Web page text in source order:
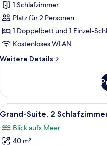
Suite,
Balkon,
Meerblick
anzeigen
1 Schlafzimmer
Platz für 2 Personen
1 Doppelbett und 1 Einzel-
Kostenloses WLAN
Weitere Details
Weitere
Suite,
Balkon,
Meerblick
Alle
Fotos
für
13
Grand-Suite, 2
Blick aufs Meer
40 m²